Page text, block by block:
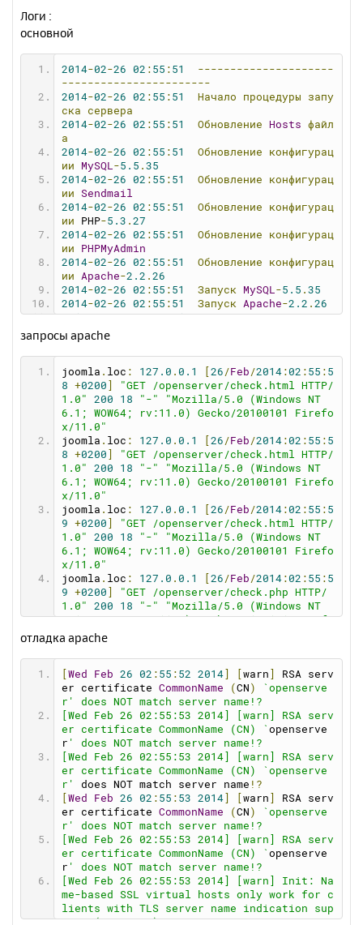
Логи :
основной
2014-02-26 02 : 55 : 51
---------------------
-----------------------
2014-02-26 02 : 55 : 51 Начало процедуры
запу
ска
сервера
2014-02-26 02 : 55 : 51 Обновление Hosts файл
а
2014-02-26 02 : 55 : 51 Обновление
конфигурац
ии
MySQL-5.5 . 35
2014-02-26 02 : 55 : 51 Обновление
конфигурац
ии Sendmail
2014-02-26 02 : 55 : 51 Обновление
конфигурац
ии PHP-5.3 . 27
2014-02-26 02 : 55 : 51 Обновление
конфигурац
ии
PHPMyAdmin
2014-02-26 02 : 55 : 51 Обновление
конфигурац
ии Apache-2.2 . 26
2014-02-26 02 : 55 : 51 Запуск MySQL-5.5 . 35
2014-02-26 02 : 55 : 51 Запуск Apache-2.2 . 26
2014-02-26 02:55:51 Проверка состояния се
рвера
2014
MySQL-5.5.35
2014-02 -26 02 :56 : 07 Сбой
запуска!
2014-02 26 02 56:07
---------------------
-----------------------
2014
02-26 02: 56 : 07 Начало процедуры
оста
новки
сервера
2014-02 -26 02 :56 : 07 Остановка системных
м
одулей
2014
02- 26 02 : 56 : 08 Отключение виртуально
го
диска
2014 - 02
тановлен!
запросы apache
joomla . loc : 127.0 . 0.1 26 /Feb /2014 : 02 : 55 : 5
8 +0200
"GET /openserver/check.html HTTP/
1.0"
200 18 "-"
"Mozilla/5.0 (Windows NT
6.1; WOW64; rv:11.0) Gecko/20100101 Firefo
x/11.0"
joomla . loc : 127.0 . 0.1 26 /Feb /2014 : 02 : 55 : 5
8 +0200
"GET /openserver/check.html HTTP/
1.0"
200 18 "-"
"Mozilla/5.0 (Windows NT
6.1; WOW64; rv:11.0) Gecko/20100101 Firefo
x/11.0"
joomla . loc : 127.0 . 0.1 26 /Feb /2014 : 02 : 55 : 5
9 +0200
"GET /openserver/check.html HTTP/
1.0"
200 18 "-"
"Mozilla/5.0 (Windows NT
6.1; WOW64; rv:11.0) Gecko/20100101 Firefo
x/11.0"
joomla . loc : 127.0 . 0.1 26 /Feb /2014 : 02 : 55 : 5
9 +0200
"GET /openserver/check.php HTTP/
1.0"
200 18 "-"
"Mozilla/5.0 (Windows NT
6.1; WOW64; rv:11.0) Gecko/20100101 Firefo
x/11.0"
отладка apache
Wed Feb 26 02 : 55 : 52 2014 warn
RSA serv
er certificate CommonName (CN )
`openserve
r' does NOT match server name!?
[Wed Feb 26 02:55:53 2014] [warn] RSA serv
er certificate CommonName (CN) ` openserve
r ' does NOT match server name!?
[Wed Feb 26 02:55:53 2014] [warn] RSA serv
er certificate CommonName (CN) `openserve
r'
does NOT match server name !?
Wed Feb 26 02 : 55 : 53 2014 warn
RSA serv
er certificate CommonName (CN )
`openserve
r' does NOT match server name!?
[Wed Feb 26 02:55:53 2014] [warn] RSA serv
er certificate CommonName (CN) ` openserve
r ' does NOT match server name!?
[Wed Feb 26 02:55:53 2014] [warn] Init: Na
me-based SSL virtual hosts only work for c
lients with TLS server name indication sup
port (RFC 4366)